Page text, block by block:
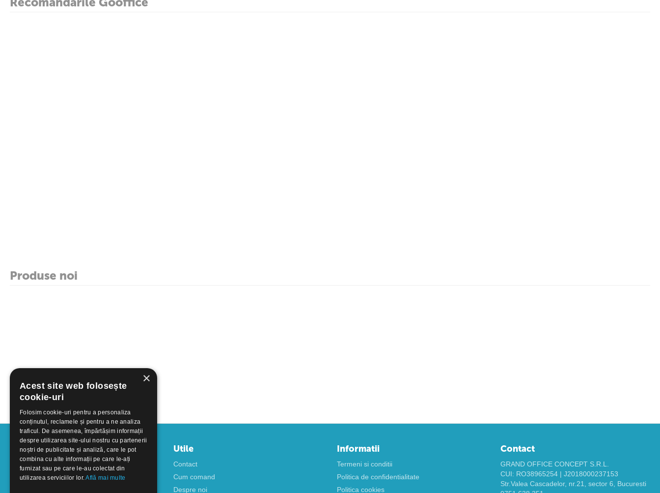
Produse noi
Contul meu
Autentificare
Creati cont
Utile
Contact
Cum comand
Despre noi
Informatii
Termeni si conditii
Politica de confidentialitate
Politica cookies
Contact
GRAND OFFICE CONCEPT S.R.L.
CUI: RO38965254 | J2018000237153
Str.Valea Cascadelor, nr.21, sector 6, Bucuresti
×
Acest site web folosește
cookie-uri
Folosim cookie-uri pentru a personaliza
conținutul, reclamele și pentru a ne analiza
traficul. De asemenea, împărtășim informații
despre utilizarea site-ului nostru cu partenerii
noștri de publicitate și analiză, care le pot
combina cu alte informații pe care le-ați
furnizat sau pe care le-au colectat din
utilizarea serviciilor lor.Află mai multe